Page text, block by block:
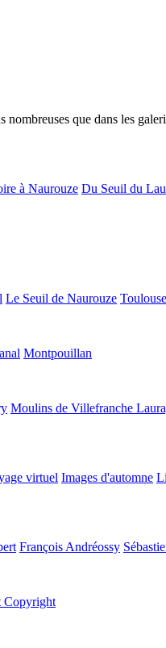
nombreuses que dans les
à Naurouze Du Seuil du
Le Seuil de Naurouze
Montpouillan
Moulins de Villefranche
virtuel Images d'automne
François Andréossy
Copyright